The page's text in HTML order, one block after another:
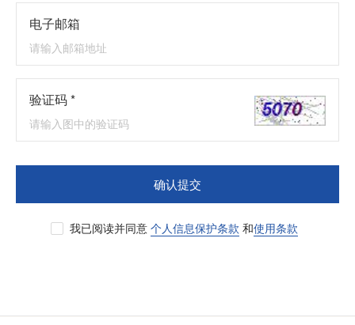
电子邮箱
验证码 *
确认提交
我已阅读并同意 个人信息保护条款 和使用条款